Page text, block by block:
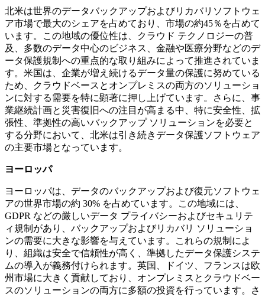
北米は世界のデータバックアップおよびリカバリソフトウェ
ア市場で最大のシェアを占めており、市場の約45％を占めて
います。この地域の優位性は、クラウド テクノロジーの普
及、多数のデータ中心のビジネス、金融や医療分野などのデ
ータ保護規制への重点的な取り組みによって推進されていま
す。米国は、企業が増え続けるデータ量の保護に努めている
ため、クラウドベースとオンプレミスの両方のソリューショ
ンに対する需要を特に顕著に押し上げています。さらに、事
業継続計画と災害復旧への注目が高まる中、特に安全性、拡
張性、準拠性の高いバックアップ ソリューションを必要と
する分野において、北米は引き続きデータ保護ソフトウェア
の主要市場となっています。
ヨーロッパ
ヨーロッパは、データのバックアップおよび復元ソフトウェ
アの世界市場の約 30% を占めています。この地域には、
GDPR などの厳しいデータ プライバシーおよびセキュリテ
ィ規制があり、バックアップおよびリカバリ ソリューショ
ンの需要に大きな影響を与えています。これらの規制によ
り、組織は安全で信頼性が高く、準拠したデータ保護システ
ムの導入が義務付けられます。英国、ドイツ、フランスは欧
州市場に大きく貢献しており、オンプレミスとクラウドベー
スのソリューションの両方に多額の投資を行っています。さ